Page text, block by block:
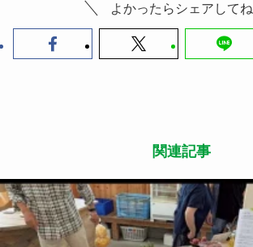
よかったらシェアしてね
関連記事